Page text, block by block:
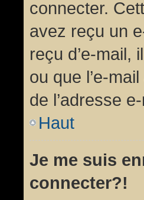
connecter.
avez reçu un
reçu d’e-mail,
ou que l’e-
de l’adresse
Haut
Je me suis
connecter?!